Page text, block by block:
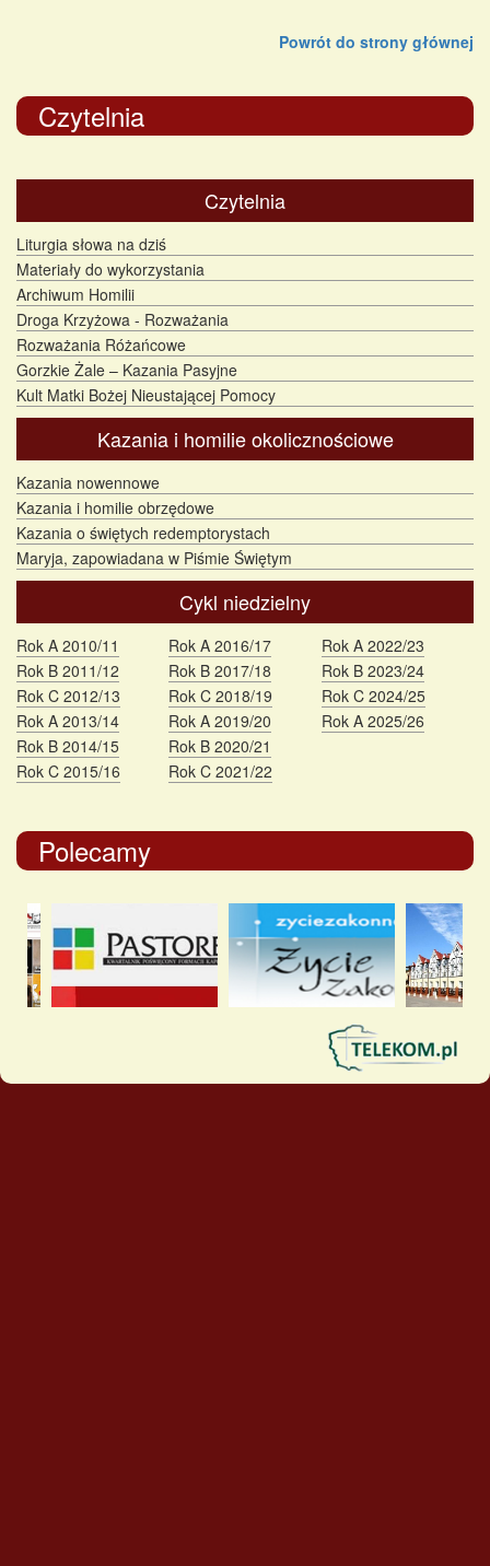
Powrót do strony głównej
Czytelnia
Czytelnia
Liturgia słowa na dziś
Materiały do wykorzystania
Archiwum Homilii
Droga Krzyżowa - Rozważania
Rozważania Różańcowe
Gorzkie Żale – Kazania Pasyjne
Kult Matki Bożej Nieustającej Pomocy
Kazania i homilie okolicznościowe
Kazania nowennowe
Kazania i homilie obrzędowe
Kazania o świętych redemptorystach
Maryja, zapowiadana w Piśmie Świętym
Cykl niedzielny
Rok A 2010/11
Rok B 2011/12
Rok C 2012/13
Rok A 2013/14
Rok B 2014/15
Rok C 2015/16
Rok A 2016/17
Rok B 2017/18
Rok C 2018/19
Rok A 2019/20
Rok B 2020/21
Rok C 2021/22
Rok A 2022/23
Rok B 2023/24
Rok C 2024/25
Rok A 2025/26
Polecamy